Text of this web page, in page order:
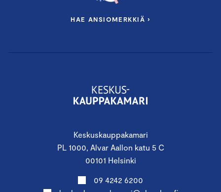
Keskuskauppakamari
PL 1000, Alvar Aallon katu 5 C
00101 Helsinki
09 4242 6200
HAE ANSIOMERKKIÄ ›